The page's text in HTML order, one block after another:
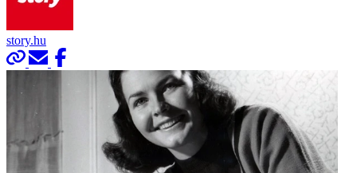
story.hu